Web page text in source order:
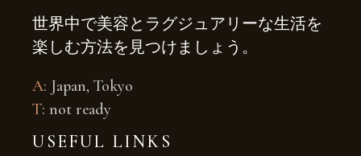
世界中で美容とラグジュアリーな生活を
楽しむ方法を見つけましょう。
A: Japan, Tokyo
T: not ready
USEFUL LINKS